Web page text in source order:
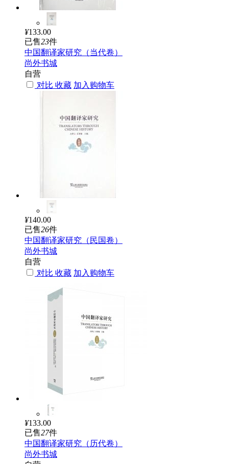
¥133.00
已售23件
中国翻译家研究（当代卷）
尚外书城
自营
对比 收藏 加入购物车
¥140.00
已售26件
中国翻译家研究（民国卷）
尚外书城
自营
对比 收藏 加入购物车
¥133.00
已售27件
中国翻译家研究（历代卷）
尚外书城